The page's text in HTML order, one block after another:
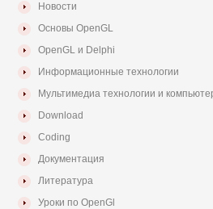
Новости
Основы OpenGL
OpenGL и Delphi
Информационные технологии
Мультимедиа технологии и
Download
Coding
Документация
Литература
Уроки по OpenGl